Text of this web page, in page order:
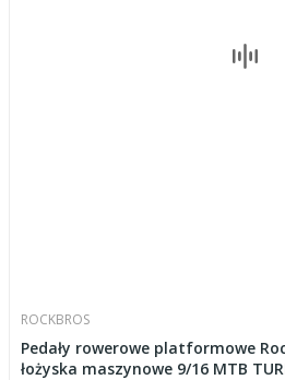
ROCKBROS
Pedały rowerowe platformowe
łożyska maszynowe 9/16 MTB